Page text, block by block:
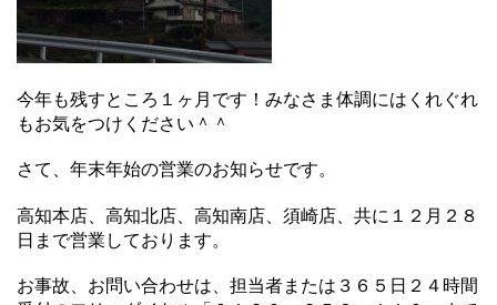
今年も残すところ１ヶ月です！みなさま体調にはくれぐれ
もお気をつけください＾＾
さて、年末年始の営業のお知らせです。
高知本店、高知北店、高知南店、須崎店、共に１２月２８
日まで営業しております。
お事故、お問い合わせは、担当者または３６５日２４時間